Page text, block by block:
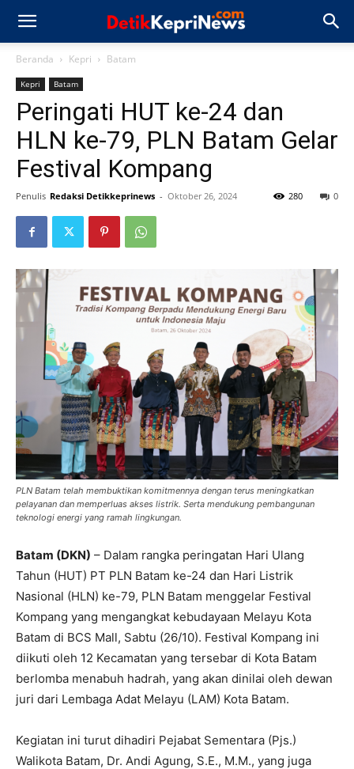
Beranda Kepri Batam
Kepri Batam
Peringati HUT ke-24 dan
HLN ke-79, PLN Batam Gelar
Festival Kompang
Penulis Redaksi Detikkeprinews - Oktober 26, 2024 0
280
PLN Batam telah membuktikan komitmennya dengan terus meningkatkan
pelayanan dan memperluas akses listrik. Serta mendukung pembangunan
teknologi energi yang ramah lingkungan.
Batam (DKN) – Dalam rangka peringatan Hari Ulang
Tahun (HUT) PT PLN Batam ke-24 dan Hari Listrik
Nasional (HLN) ke-79, PLN Batam menggelar Festival
Kompang yang mengangkat kebudayaan Melayu Kota
Batam di BCS Mall, Sabtu (26/10). Festival Kompang ini
diikuti oleh 12 Kecamatan yang tersebar di Kota Batam
berlomba menabuh hadrah, yang akan dinilai oleh dewan
juri dari Lembaga Adat Melayu (LAM) Kota Batam.
Kegiatan ini turut dihadiri Pejabat Sementara (Pjs.)
Walikota Batam, Dr. Andi Agung, S.E., M.M., yang juga